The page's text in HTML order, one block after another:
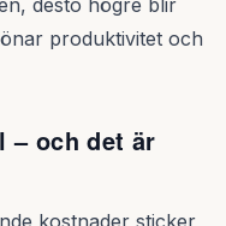
desto högre blir
produktivitet och
– och det är
kostnader sticker